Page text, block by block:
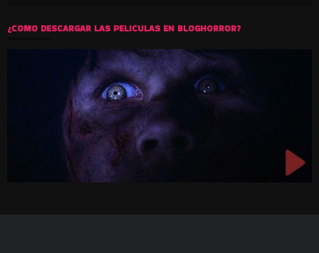
¿COMO DESCARGAR LAS PELICULAS EN BLOGHORROR?